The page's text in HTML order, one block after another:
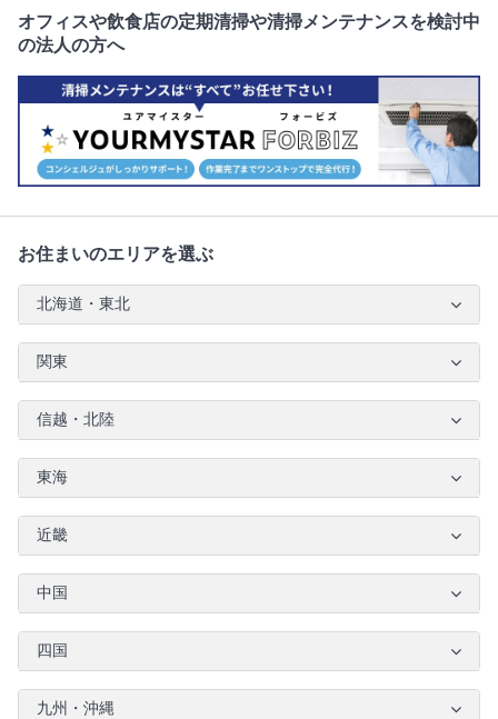
オフィスや飲食店の定期清掃や清掃メンテナンスを検討中
の法人の方へ
お住まいのエリアを選ぶ
北海道・東北
関東
信越・北陸
東海
近畿
中国
四国
九州・沖縄